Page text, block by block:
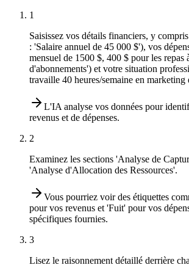
1
Saisissez vos détails financiers, y
: 'Salaire annuel de 45 000 $'), vos
mensuel de 1500 $, 400 $ pour les repas
d'abonnements') et votre situation
travaille 40 heures/semaine en marketing
L'IA analyse vos données pour
revenus et de dépenses.
2
Examinez les sections 'Analyse de
'Analyse d'Allocation des Ressources'.
Vous pourriez voir des étiquettes
pour vos revenus et 'Fuit' pour vos
spécifiques fournies.
3
Lisez le raisonnement détaillé derrière